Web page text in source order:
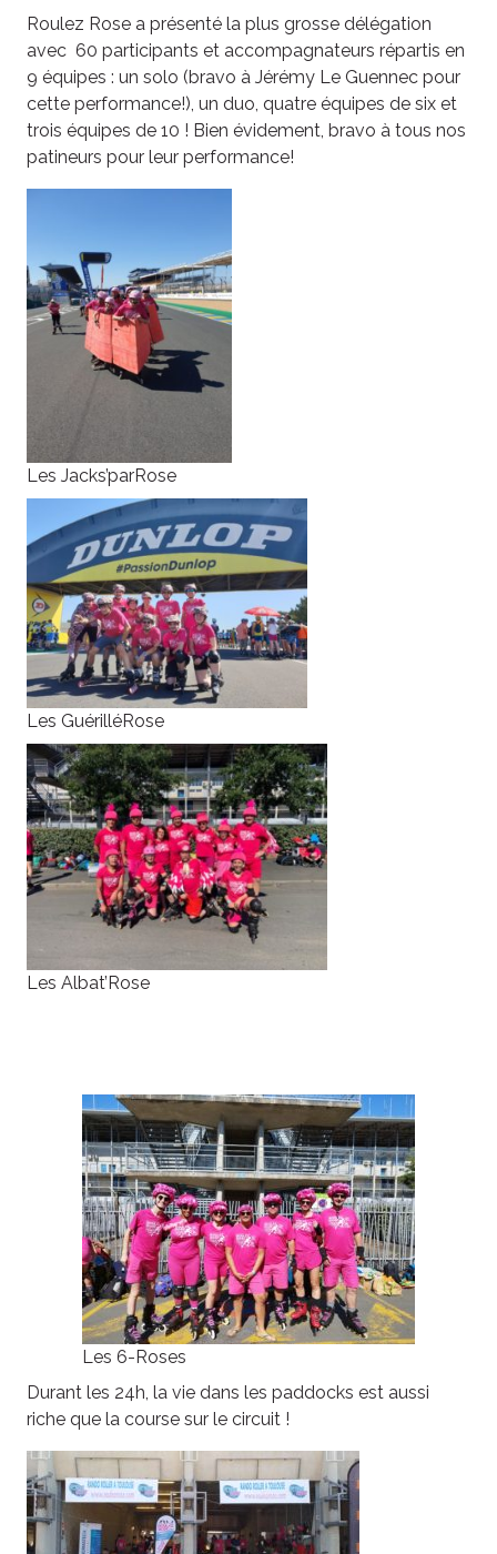
Roulez Rose a présenté la plus grosse délégation
avec 60 participants et accompagnateurs répartis en
9 équipes : un solo (bravo à Jérémy Le Guennec pour
cette performance!), un duo, quatre équipes de six et
trois équipes de 10 ! Bien évidement, bravo à tous nos
patineurs pour leur performance!
Les Jacks’parRose
Les GuérilléRose
Les Albat’Rose
Les 6-Roses
Durant les 24h, la vie dans les paddocks est aussi
riche que la course sur le circuit !